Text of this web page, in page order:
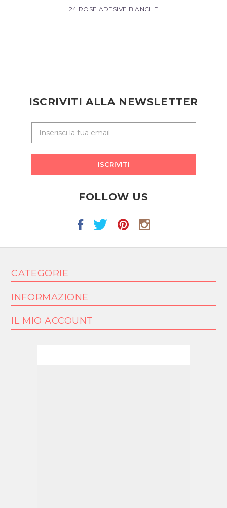
24 ROSE ADESIVE BIANCHE
ISCRIVITI ALLA NEWSLETTER
ISCRIVITI
FOLLOW US
CATEGORIE
INFORMAZIONE
IL MIO ACCOUNT